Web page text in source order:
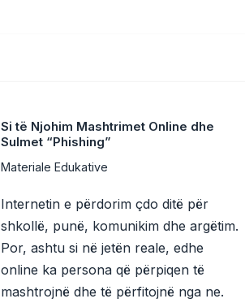
Si të Njohim Mashtrimet Online dhe
Sulmet “Phishing”
Materiale Edukative
Internetin e përdorim çdo ditë për
shkollë, punë, komunikim dhe argëtim.
Por, ashtu si në jetën reale, edhe
online ka persona që përpiqen të
mashtrojnë dhe të përfitojnë nga ne.